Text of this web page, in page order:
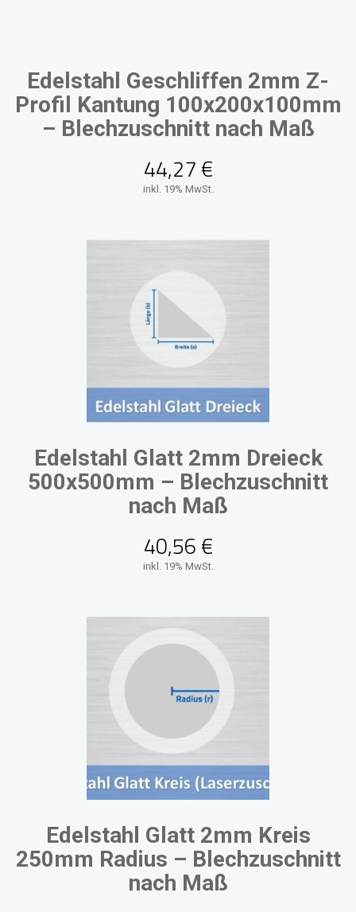
Edelstahl Geschliffen 2mm Z-
Profil Kantung 100x200x100mm
– Blechzuschnitt nach Maß
44,27€
inkl. 19% MwSt.
Edelstahl Glatt 2mm Dreieck
500x500mm – Blechzuschnitt
nach Maß
40,56€
inkl. 19% MwSt.
Edelstahl Glatt 2mm Kreis
250mm Radius – Blechzuschnitt
nach Maß